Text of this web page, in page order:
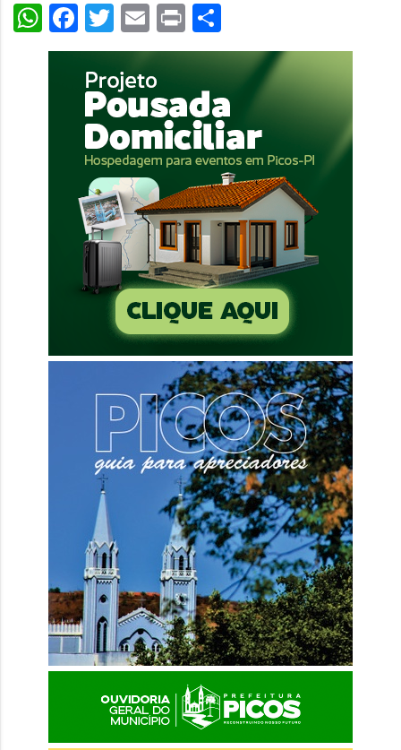
WhatsApp
Facebook
Twitter
Email
PrintShare